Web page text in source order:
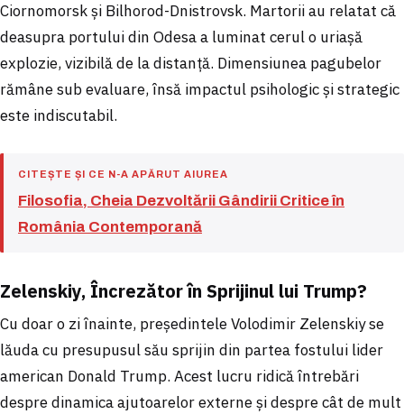
Ciornomorsk și Bilhorod-Dnistrovsk. Martorii au relatat că
deasupra portului din Odesa a luminat cerul o uriașă
explozie, vizibilă de la distanță. Dimensiunea pagubelor
rămâne sub evaluare, însă impactul psihologic și strategic
este indiscutabil.
CITEȘTE ȘI CE N-A APĂRUT AIUREA
Filosofia, Cheia Dezvoltării Gândirii Critice în
România Contemporană
Zelenskiy, Încrezător în Sprijinul lui Trump?
Cu doar o zi înainte, președintele Volodimir Zelenskiy se
lăuda cu presupusul său sprijin din partea fostului lider
american Donald Trump. Acest lucru ridică întrebări
despre dinamica ajutoarelor externe și despre cât de mult